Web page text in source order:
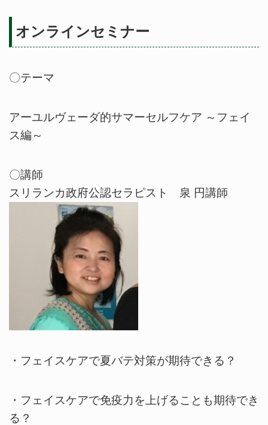
オンラインセミナー
〇テーマ
アーユルヴェーダ的サマーセルフケア ～フェイ
ス編～
〇講師
スリランカ政府公認セラピスト 泉 円講師
・フェイスケアで夏バテ対策が期待できる？
・フェイスケアで免疫力を上げることも期待でき
る？